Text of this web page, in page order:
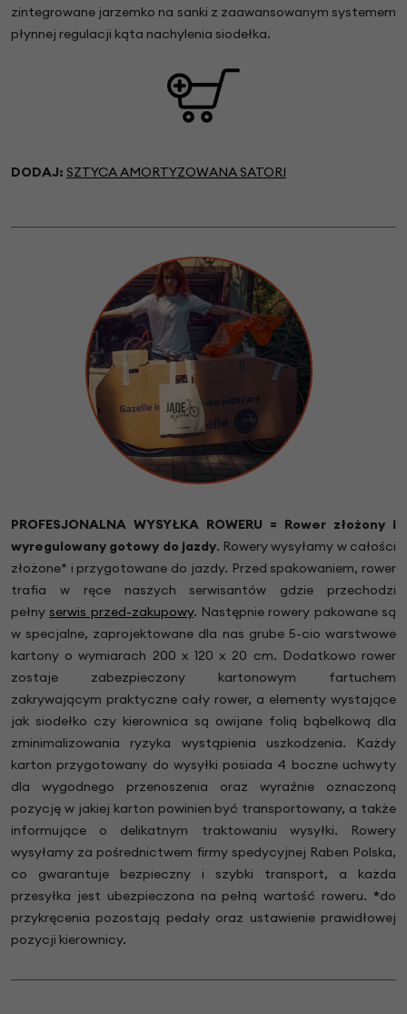
zintegrowane jarzemko na sanki z zaawansowanym systemem
płynnej regulacji kąta nachylenia siodełka.
DODAJ: SZTYCA AMORTYZOWANA SATORI
PROFESJONALNA WYSYŁKA ROWERU = Rower złożony i
wyregulowany gotowy do jazdy. Rowery wysyłamy w całości
złożone* i przygotowane do jazdy. Przed spakowaniem, rower
trafia w ręce naszych serwisantów gdzie przechodzi
pełnyserwis przed-zakupowy. Następnie rowery pakowane są
w specjalne, zaprojektowane dla nas grube 5-cio warstwowe
kartony o wymiarach 200 x 120 x 20 cm. Dodatkowo rower
zostaje zabezpieczony kartonowym fartuchem
zakrywającym praktyczne cały rower, a elementy wystające
jak siodełko czy kierownica są owijane folią bąbelkową dla
zminimalizowania ryzyka wystąpienia uszkodzenia. Każdy
karton przygotowany do wysyłki posiada 4 boczne uchwyty
dla wygodnego przenoszenia oraz wyraźnie oznaczoną
pozycję w jakiej karton powinien być transportowany, a także
informujące o delikatnym traktowaniu wysyłki. Rowery
wysyłamy za pośrednictwem firmy spedycyjnej Raben Polska,
co gwarantuje bezpieczny i szybki transport, a każda
przesyłka jest ubezpieczona na pełną wartość roweru. *do
przykręcenia pozostają pedały oraz ustawienie prawidłowej
pozycji kierownicy.